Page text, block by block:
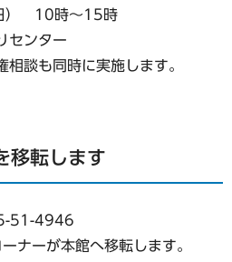
） 10時～15時
センター
談も同時に実施します。
移転します
51-4946
ナーが本館へ移転します。